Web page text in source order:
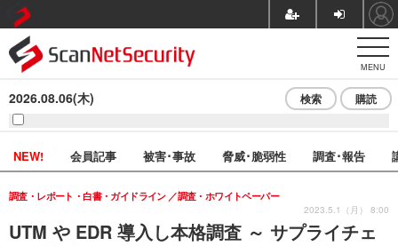
MENU
2026.08.06(木) 検索 購読
NEW! 会員記事 被害･事故 脅威･脆弱性 調査･報告
UTM や EDR 導入し本格調査 ～ サプライチェ
調査・レポート・白書・ガイドライン 調査・ホワイトペーパー
2023.5.1（月） 8:00